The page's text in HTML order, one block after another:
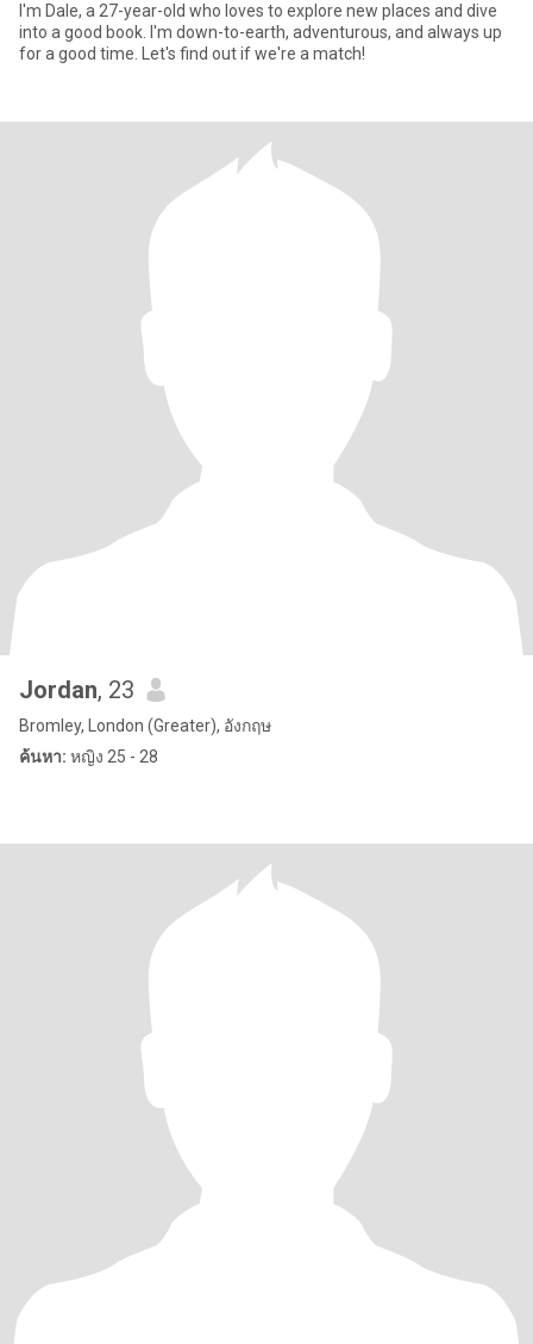
I'm Dale, a 27-year-old who loves to explore new places and dive
into a good book. I'm down-to-earth, adventurous, and always up
for a good time. Let's find out if we're a match!
Jordan, 23
Bromley, London (Greater), อังกฤษ
ค้นหา: หญิง 25 - 28